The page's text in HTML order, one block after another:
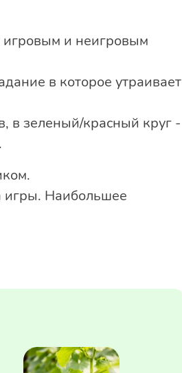
игровым и неигровым
в которое утраивает
в зеленый/красный круг -
игры. Наибольшее